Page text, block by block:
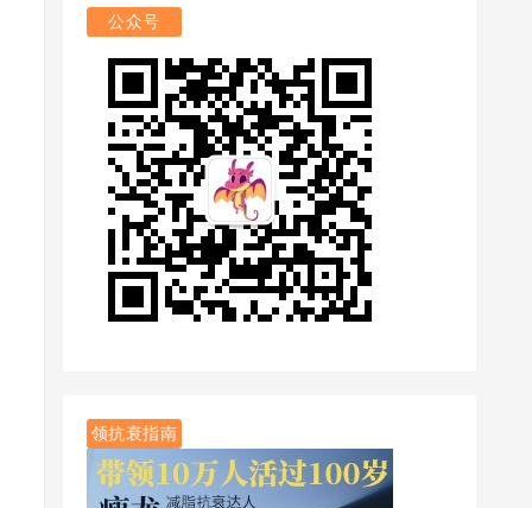
公众号
领抗衰指南